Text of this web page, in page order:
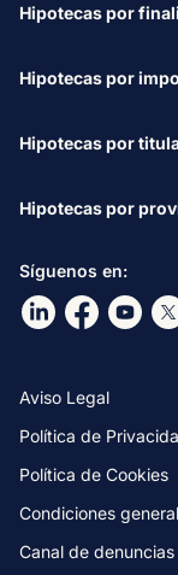
Síguenos en:
Ir a nuestro
Ir a nuestro
Ir a Ir
Aviso Legal
Política de
Política de Cookies
Condiciones
Canal de denuncias
Hipotecas por
Hipotecas por
Hipotecas por
Hipotecas por